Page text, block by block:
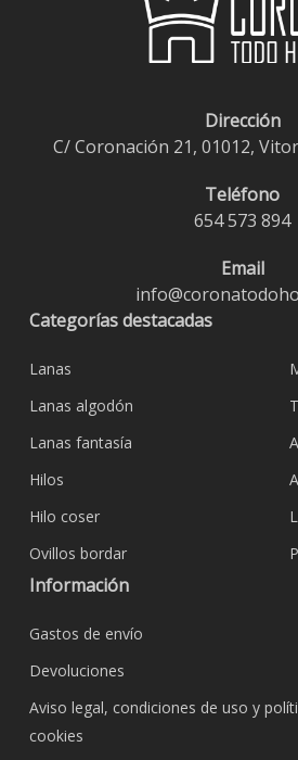
Dirección
C/ Coronación 21, 01012,
Teléfono
654 573 894
Email
Categorías destacadas
Lanas
Lanas algodón
Lanas fantasía
Hilos
Hilo coser
Ovillos bordar
Información
Gastos de envío
Devoluciones
Aviso legal, condiciones de uso y
cookies